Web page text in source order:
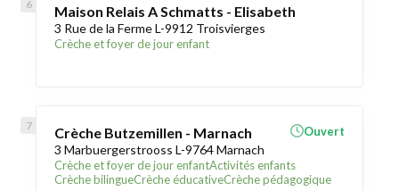
Maison Relais A Schmatts - Elisabeth
3 Rue de la Ferme L-9912 Troisvierges
Crèche et foyer de jour enfant
Crèche Butzemillen - Marnach
3 Marbuergerstrooss L-9764 Marnach
Crèche et foyer de jour enfantActivités enfants
Crèche bilingueCrèche éducativeCrèche pédagogique
Ouvert